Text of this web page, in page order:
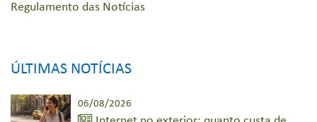
Regulamento das Notícias
ÚLTIMAS NOTÍCIAS
06/08/2026